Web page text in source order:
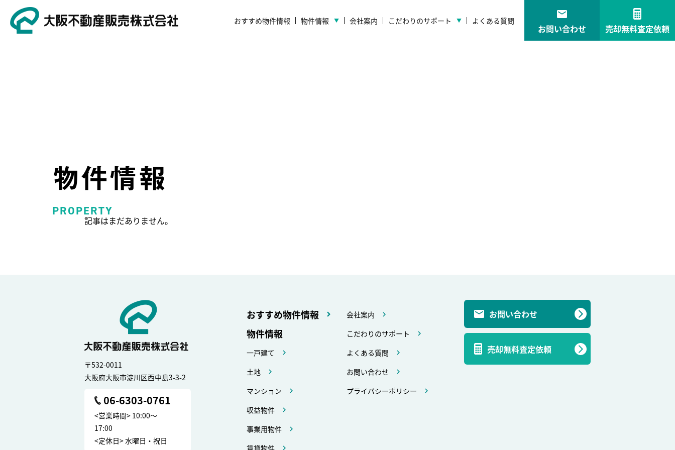
おすすめ物件情報 物件情報 会社案内 こだわりのサポート よくある質問
お問い合わせ 売却無料査定依頼
物件情報
PROPERTY
記事はまだありません。
〒532-0011
大阪府大阪市淀川区西中島3-3-2
06-6303-0761
<営業時間> 10:00～
17:00
<定休日> 水曜日・祝日
おすすめ物件情報
物件情報
一戸建て
土地
マンション
収益物件
事業用物件
賃貸物件
会社案内
こだわりのサポート
よくある質問
お問い合わせ
プライバシーポリシー
お問い合わせ
売却無料査定依頼